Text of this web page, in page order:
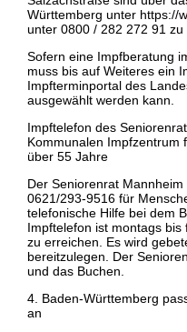
Württemberg unter https://
unter 0800 / 282 272 91 zu
Sofern eine Impfberatung
muss bis auf Weiteres ein
Impfterminportal des
ausgewählt werden kann.
Impftelefon des
Kommunalen Impfzentrum
über 55 Jahre
Der Seniorenrat
0621/293-9516 für
telefonische Hilfe bei dem
Impftelefon ist montags
zu erreichen. Es wird
bereitzulegen. Der
und das Buchen.
4. Baden-Württemberg
an